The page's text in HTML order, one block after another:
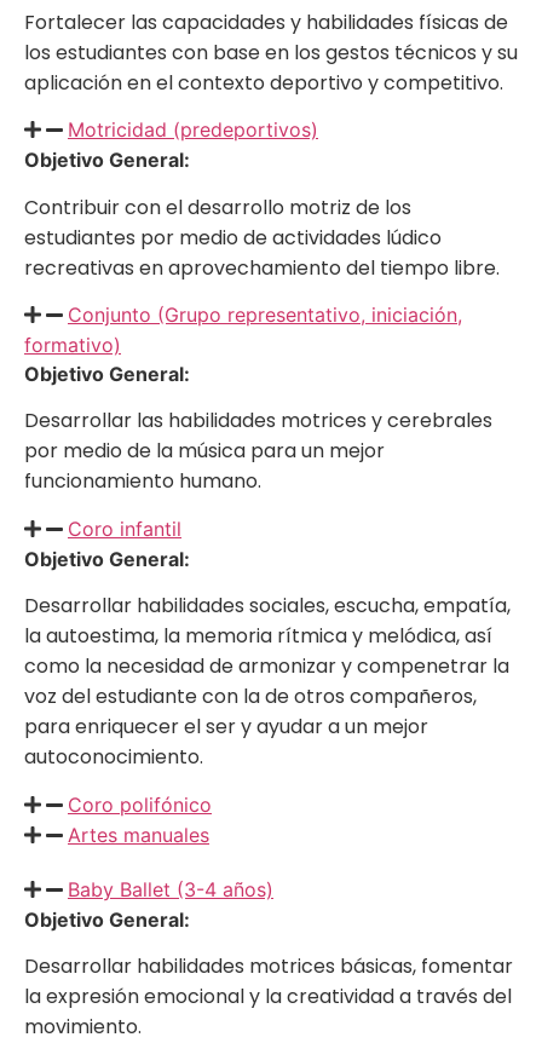
Fortalecer las capacidades y habilidades físicas de
los estudiantes con base en los gestos técnicos y su
aplicación en el contexto deportivo y competitivo.
Motricidad (predeportivos)
Objetivo General:
Contribuir con el desarrollo motriz de los
estudiantes por medio de actividades lúdico
recreativas en aprovechamiento del tiempo libre.
Conjunto (Grupo representativo, iniciación,
formativo)
Objetivo General:
Desarrollar las habilidades motrices y cerebrales
por medio de la música para un mejor
funcionamiento humano.
Coro infantil
Objetivo General:
Desarrollar habilidades sociales, escucha, empatía,
la autoestima, la memoria rítmica y melódica, así
como la necesidad de armonizar y compenetrar la
voz del estudiante con la de otros compañeros,
para enriquecer el ser y ayudar a un mejor
autoconocimiento.
Coro polifónico
Artes manuales
Baby Ballet (3-4 años)
Objetivo General:
Desarrollar habilidades motrices básicas, fomentar
la expresión emocional y la creatividad a través del
movimiento.